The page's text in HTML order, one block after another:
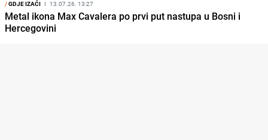
/GDJE IZAĆI I 13.07.26. 13:27
Metal ikona Max Cavalera po prvi put nastupa u Bosni i
Hercegovini